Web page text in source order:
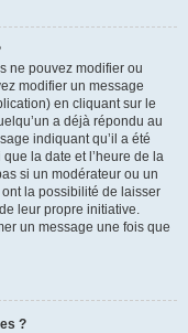
ne pouvez modifier ou
modifier un message
en cliquant sur le
a déjà répondu au
indiquant qu’il a été
la date et l’heure de la
si un modérateur ou un
la possibilité de laisser
leur propre initiative.
un message une fois que
?